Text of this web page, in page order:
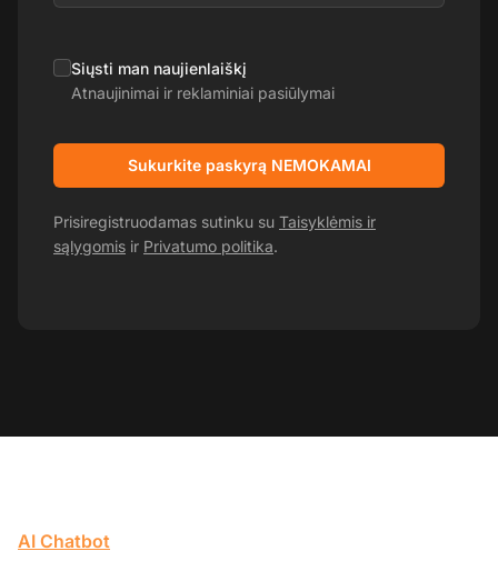
Siųsti man naujienlaiškį
Atnaujinimai ir reklaminiai pasiūlymai
Sukurkite paskyrą NEMOKAMAI
Prisiregistruodamas sutinku su Taisyklėmis ir
sąlygomis ir Privatumo politika.
AI Chatbot